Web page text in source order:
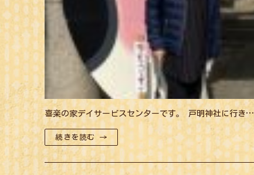
喜楽の家デイサービスセンターです。 戸明神社に行き…
続きを読む →